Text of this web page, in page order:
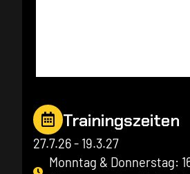
Trainingszeiten
27.7.26 - 19.3.27
Monntag & Donnerstag: